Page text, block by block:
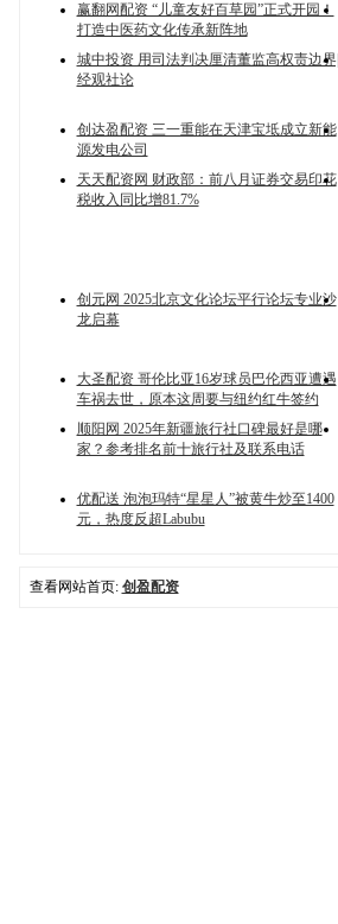
赢翻网配资 “儿童友好百草园”正式开园！
打造中医药文化传承新阵地
城中投资 用司法判决厘清董监高权责边界|
经观社论
创达盈配资 三一重能在天津宝坻成立新能
源发电公司
天天配资网 财政部：前八月证券交易印花
税收入同比增81.7%
创元网 2025北京文化论坛平行论坛专业沙
龙启幕
大圣配资 哥伦比亚16岁球员巴伦西亚遭遇
车祸去世，原本这周要与纽约红牛签约
顺阳网 2025年新疆旅行社口碑最好是哪
家？参考排名前十旅行社及联系电话
优配送 泡泡玛特“星星人”被黄牛炒至1400
元，热度反超Labubu
查看网站首页: 创盈配资